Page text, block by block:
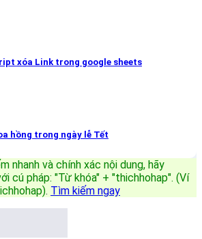
xóa Link trong google sheets
hồng trong ngày lễ Tết
nhanh và chính xác nội dung, hãy
cú pháp: "Từ khóa" + "thichhohap". (Ví
. Tìm kiếm ngay